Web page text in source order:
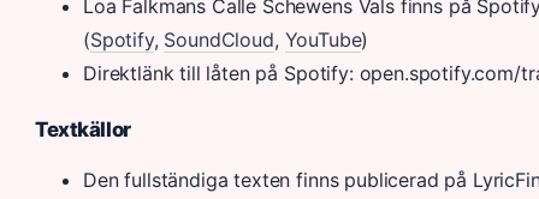
Loa Falkmans Calle Schewens Vals finns på
(Spotify, SoundCloud, YouTube)
Direktlänk till låten på Spotify: open.spotify.com/
Textkällor
Den fullständiga texten finns publicerad på